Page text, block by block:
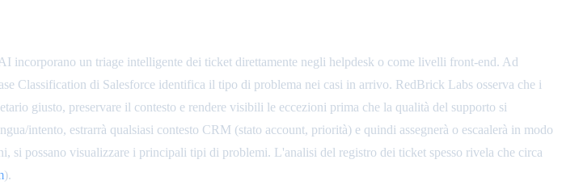
incorporano un triage intelligente dei ticket direttamente negli helpdesk o come livelli front-end. Ad
Classification di Salesforce identifica il tipo di problema nei casi in arrivo. RedBrick Labs osserva che i
giusto, preservare il contesto e rendere visibili le eccezioni prima che la qualità del supporto si
intento, estrarrà qualsiasi contesto CRM (stato account, priorità) e quindi assegnerà o escaalerà in modo
possano visualizzare i principali tipi di problemi. L'analisi del registro dei ticket spesso rivela che circa
).